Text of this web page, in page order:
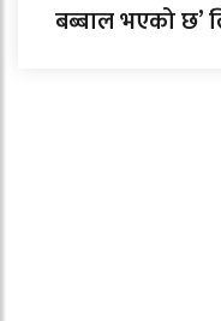
बब्बाल भएको छ’